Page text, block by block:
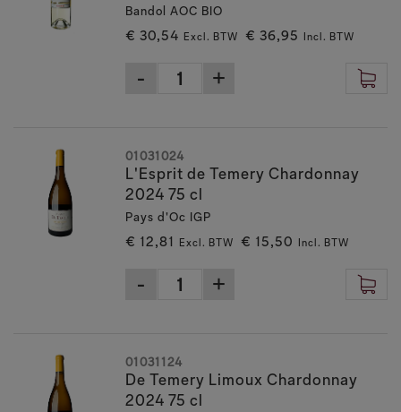
Bandol AOC BIO
€ 30,54 Excl. BTW € 36,95 Incl. BTW
L'Esprit de Temery Chardonnay
2024 75 cl
Pays d'Oc IGP
€ 12,81 Excl. BTW € 15,50 Incl. BTW
01031024
De Temery Limoux Chardonnay
2024 75 cl
01031124